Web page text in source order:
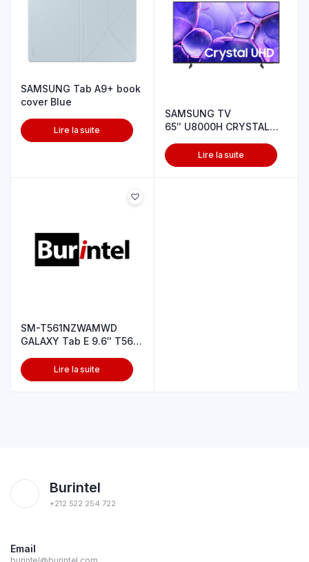
SAMSUNG Tab A9+ book
cover Blue
Lire la suite
SAMSUNG TV
65″ U8000H CRYSTAL
Lire la suite
SM-T561NZWAMWD
GALAXY Tab E 9.6″ T561
Lire la suite
Burintel
+212 522 254 722
Email